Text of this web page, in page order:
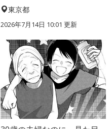
東京都
2026年7月14日 10:01 更新